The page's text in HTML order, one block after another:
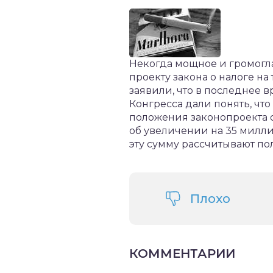
Некогда мощное и
проекту закона о налоге
заявили, что в последнее
Конгресса дали понять,
положения законопроекта
об увеличении на 35
эту сумму рассчитывают
Плохо
КОММЕНТАРИИ